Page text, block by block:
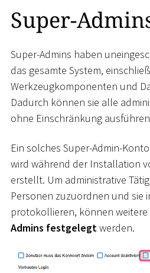
Super-
Super-Admins haben
das gesamte System,
Werkzeugkomponenten und
Dadurch können sie alle
ohne Einschränkung
Ein solches Super-Admin-
wird während der Installation
erstellt. Um administrative
Personen zuzuordnen und sie
protokollieren, können weitere
Admins festgelegt werden.